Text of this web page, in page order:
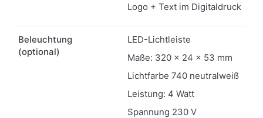
Logo + Text im Digitaldruck
Beleuchtung
(optional)
LED-Lichtleiste
Maße: 320 x 24 x 53 mm
Lichtfarbe 740 neutralweiß
Leistung: 4 Watt
Spannung 230 V